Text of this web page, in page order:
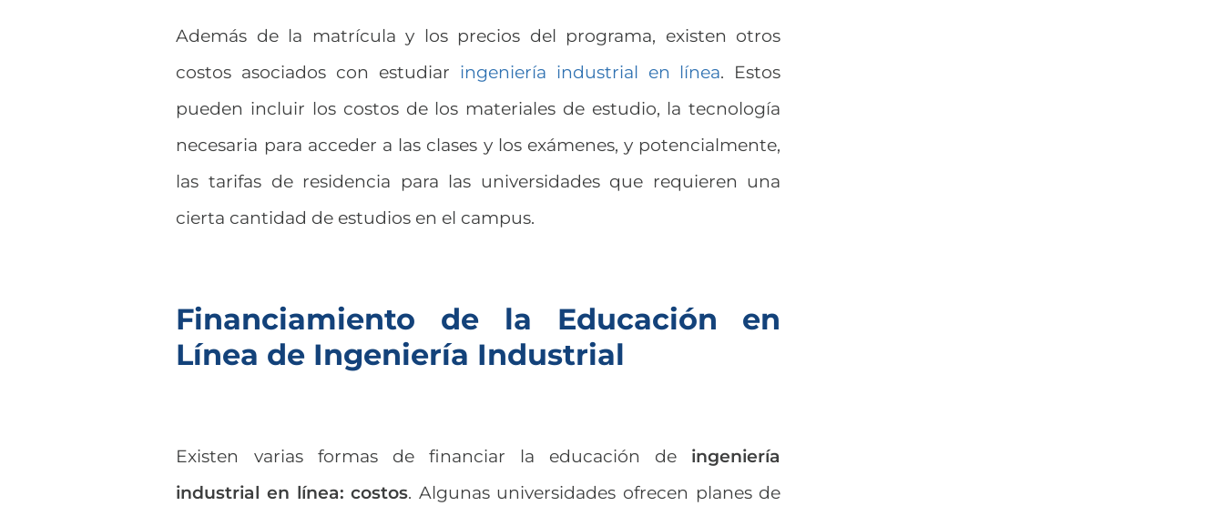
Además de la matrícula y los precios del programa, existen otros
costos asociados con estudiar ingeniería industrial en línea. Estos
pueden incluir los costos de los materiales de estudio, la tecnología
necesaria para acceder a las clases y los exámenes, y potencialmente,
las tarifas de residencia para las universidades que requieren una
cierta cantidad de estudios en el campus.
Financiamiento de la Educación en
Línea de Ingeniería Industrial
Existen varias formas de financiar la educación de ingeniería
industrial en línea: costos. Algunas universidades ofrecen planes de